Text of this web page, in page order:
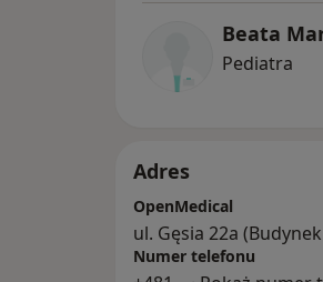
Beata
Pediatra
Adres
OpenMedical
ul. Gęsia 22a
Numer telefonu